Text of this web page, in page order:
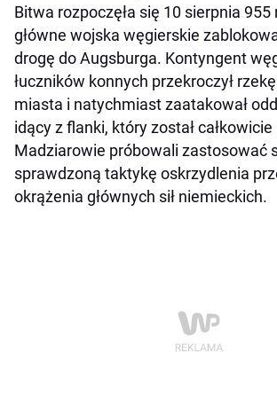
Bitwa rozpoczęła się 10 sierpnia 955
główne wojska węgierskie
drogę do Augsburga. Kontyngent
łuczników konnych przekroczył
miasta i natychmiast zaatakował
idący z flanki, który został
Madziarowie próbowali zastosować
sprawdzoną taktykę oskrzydlenia
okrążenia głównych sił niemieckich.